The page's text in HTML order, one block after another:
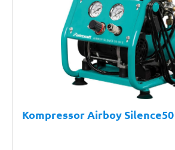
Kompressor Airboy